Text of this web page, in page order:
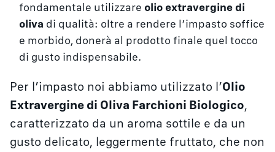
fondamentale utilizzare olio extravergine di
oliva di qualità: oltre a rendere l’impasto soffice
e morbido, donerà al prodotto finale quel tocco
di gusto indispensabile.
Per l’impasto noi abbiamo utilizzato l’Olio
Extravergine di Oliva Farchioni Biologico,
caratterizzato da un aroma sottile e da un
gusto delicato, leggermente fruttato, che non